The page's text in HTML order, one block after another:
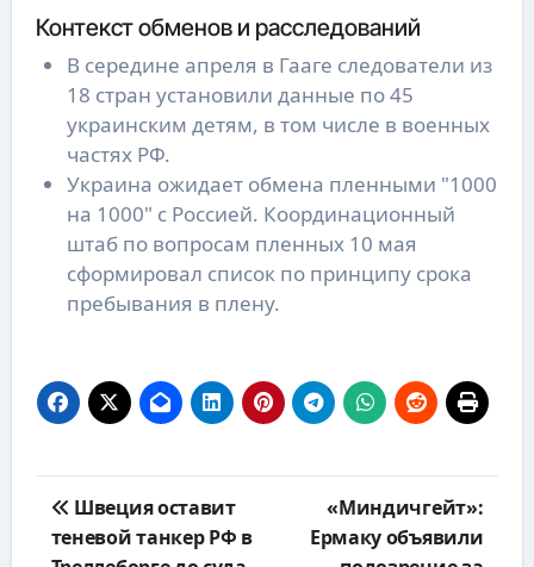
Контекст обменов и расследований
В середине апреля в Гааге следователи из
18 стран установили данные по 45
украинским детям, в том числе в военных
частях РФ.
Украина ожидает обмена пленными "1000
на 1000" с Россией. Координационный
штаб по вопросам пленных 10 мая
сформировал список по принципу срока
пребывания в плену.
по
записям
Швеция оставит
теневой танкер РФ в
«Миндичгейт»:
Ермаку объявили